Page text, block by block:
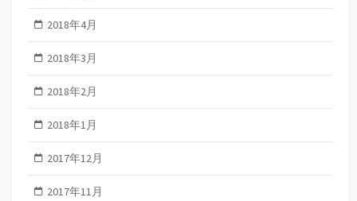
2018年4月
2018年3月
2018年2月
2018年1月
2017年12月
2017年11月